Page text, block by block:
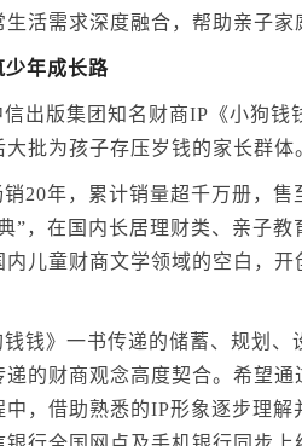
活需求深度融合，帮助亲子
少年成长路
出版集团知名财商IP《小狗钱
批为孩子存压岁钱的家长群体
销20年，累计销量超千万册，
”，在国内长居理财类、亲子
儿童财商文学领域的空白，开
钱》一书传递的储蓄、规划、
的财商观念高度契合。希望
，借助熟悉的IP形象逐步理解